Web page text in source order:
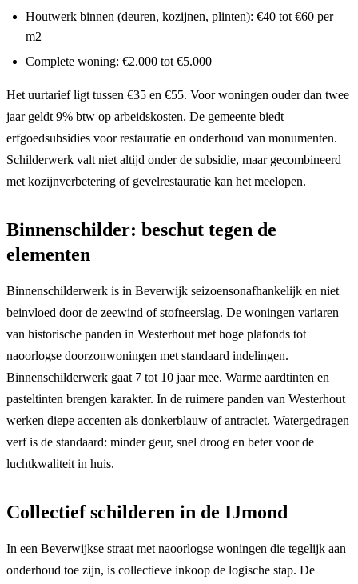
Houtwerk binnen (deuren, kozijnen, plinten): €40 tot €60 per
m2
Complete woning: €2.000 tot €5.000
Het uurtarief ligt tussen €35 en €55. Voor woningen ouder dan twee
jaar geldt 9% btw op arbeidskosten. De gemeente biedt
erfgoedsubsidies voor restauratie en onderhoud van monumenten.
Schilderwerk valt niet altijd onder de subsidie, maar gecombineerd
met kozijnverbetering of gevelrestauratie kan het meelopen.
Binnenschilder: beschut tegen de
elementen
Binnenschilderwerk is in Beverwijk seizoensonafhankelijk en niet
beinvloed door de zeewind of stofneerslag. De woningen variaren
van historische panden in Westerhout met hoge plafonds tot
naoorlogse doorzonwoningen met standaard indelingen.
Binnenschilderwerk gaat 7 tot 10 jaar mee. Warme aardtinten en
pasteltinten brengen karakter. In de ruimere panden van Westerhout
werken diepe accenten als donkerblauw of antraciet. Watergedragen
verf is de standaard: minder geur, snel droog en beter voor de
luchtkwaliteit in huis.
Collectief schilderen in de IJmond
In een Beverwijkse straat met naoorlogse woningen die tegelijk aan
onderhoud toe zijn, is collectieve inkoop de logische stap. De